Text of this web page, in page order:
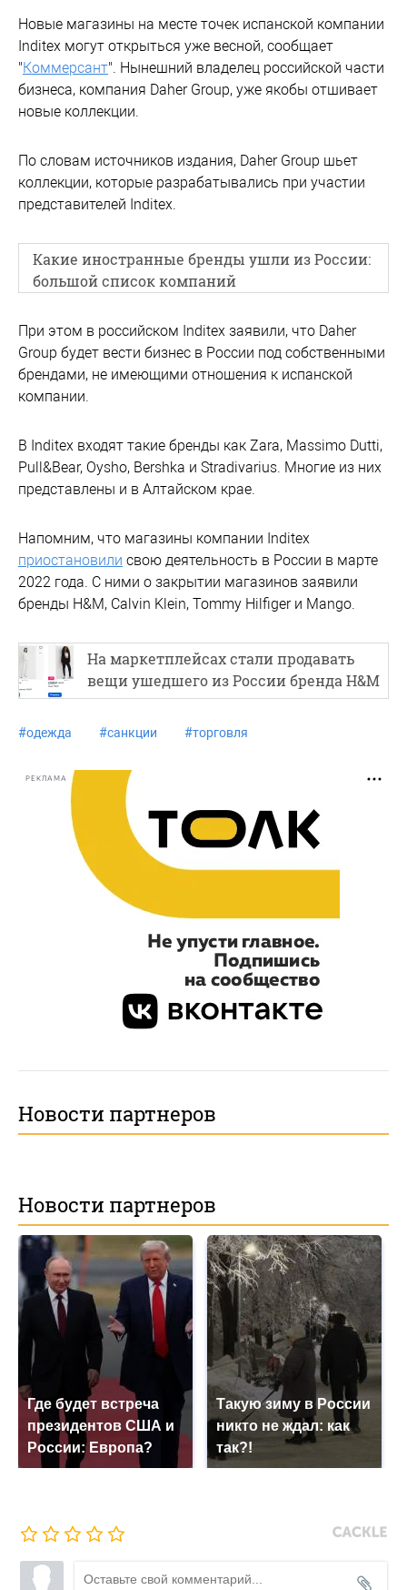
Новые магазины на месте точек испанской компании
Inditex могут открыться уже весной, сообщает
"Коммерсант". Нынешний владелец российской части
бизнеса, компания Daher Group, уже якобы отшивает
новые коллекции.
По словам источников издания, Daher Group шьет
коллекции, которые разрабатывались при участии
представителей Inditex.
Какие иностранные бренды ушли из России:
большой список компаний
При этом в российском Inditex заявили, что Daher
Group будет вести бизнес в России под собственными
брендами, не имеющими отношения к испанской
компании.
В Inditex входят такие бренды как Zara, Massimo Dutti,
Pull&Bear, Oysho, Bershka и Stradivarius. Многие из них
представлены и в Алтайском крае.
Напомним, что магазины компании Inditex
приостановили свою деятельность в России в марте
2022 года. С ними о закрытии магазинов заявили
бренды H&M, Calvin Klein, Tommy Hilfiger и Mango.
На маркетплейсах стали продавать
вещи ушедшего из России бренда H&M
#одежда #санкции #торговля
РЕКЛАМА
Новости партнеров
Новости партнеров
Где будет встреча
президентов США и
России: Европа?
Такую зиму в России
никто не ждал: как
так?!